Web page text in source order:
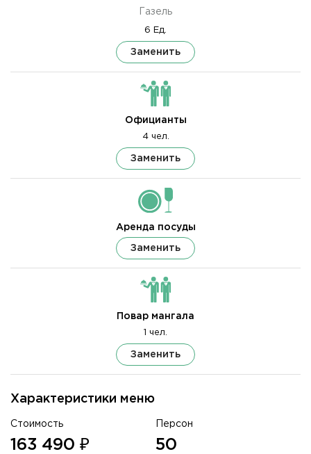
Характеристики меню
Стоимость
163 490 ₽
Персон
50
Газель
6 Ед.
Заменить
Официанты
4 чел.
Заменить
Аренда посуды
Заменить
Повар мангала
1 чел.
Заменить